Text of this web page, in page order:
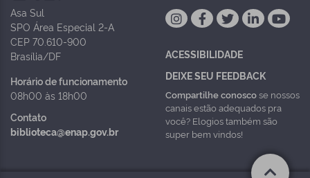
Asa Sul
SPO Área Especial 2-A
CEP 70.610-900
Brasília/DF
Horário de funcionamento
08h00 às 18h00
Contato
biblioteca@enap.gov.br
ACESSIBILIDADE
DEIXE SEU FEEDBACK
Compartilhe conoscose nossos
canais estão adequados pra
você? Elogios também são
super bem vindos!